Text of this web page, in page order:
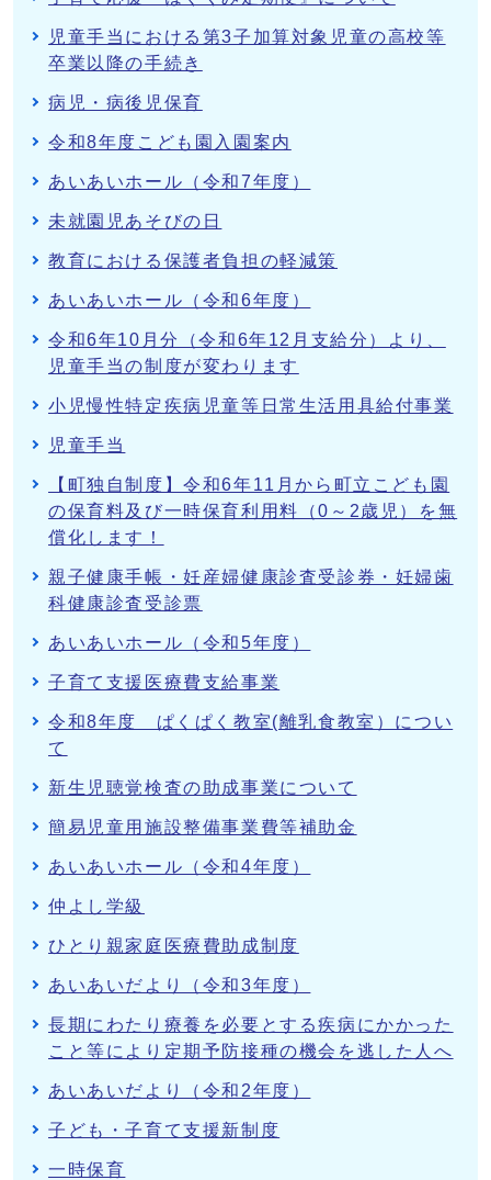
児童手当における第3子加算対象児童の高校等
卒業以降の手続き
病児・病後児保育
令和8年度こども園入園案内
あいあいホール（令和7年度）
未就園児あそびの日
教育における保護者負担の軽減策
あいあいホール（令和6年度）
令和6年10月分（令和6年12月支給分）より、
児童手当の制度が変わります
小児慢性特定疾病児童等日常生活用具給付事業
児童手当
【町独自制度】令和6年11月から町立こども園
の保育料及び一時保育利用料（0～2歳児）を無
償化します！
親子健康手帳・妊産婦健康診査受診券・妊婦歯
科健康診査受診票
あいあいホール（令和5年度）
子育て支援医療費支給事業
令和8年度 ぱくぱく教室(離乳食教室）につい
て
新生児聴覚検査の助成事業について
簡易児童用施設整備事業費等補助金
あいあいホール（令和4年度）
仲よし学級
ひとり親家庭医療費助成制度
あいあいだより（令和3年度）
長期にわたり療養を必要とする疾病にかかった
こと等により定期予防接種の機会を逃した人へ
あいあいだより（令和2年度）
子ども・子育て支援新制度
一時保育